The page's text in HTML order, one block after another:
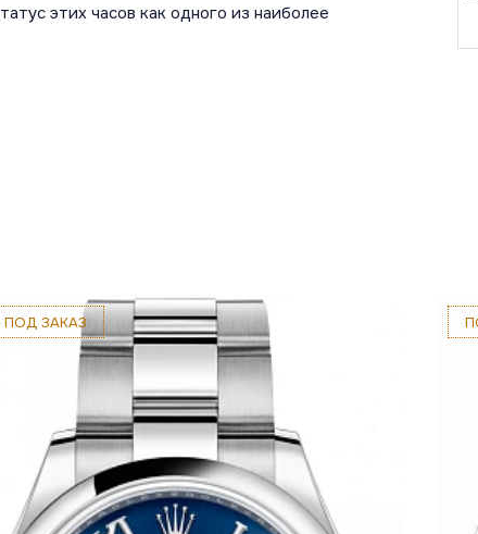
этих часов как одного из наиболее
ПОД ЗАКАЗ